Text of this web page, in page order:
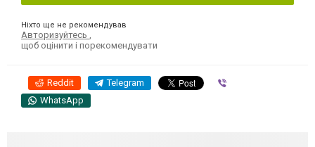
Ніхто ще не рекомендував
Авторизуйтесь ,
щоб оцінити і порекомендувати
Reddit Telegram
WhatsApp